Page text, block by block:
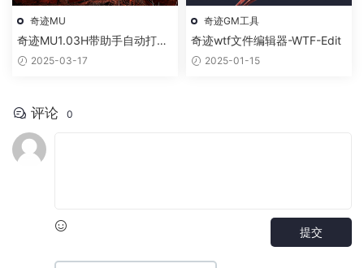
奇迹MU
奇迹MU1.03H带助手自动打怪
捡物2025-03-17
奇迹GM工具
奇迹wtf文件编辑器-WTF-Edit
2025-01-15
评论 0
提交